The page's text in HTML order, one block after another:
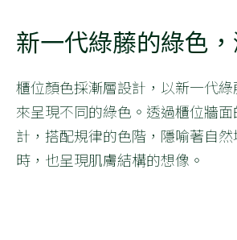
新一代綠藤的綠色
櫃位顏色採漸層設計，以新一代
來呈現不同的綠色。透過櫃位牆
計，搭配規律的色階，隱喻著自
時，也呈現肌膚結構的想像。